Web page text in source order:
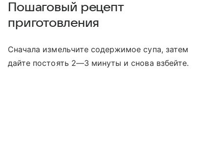
Пошаговый рецепт
приготовления
Сначала измельчите содержимое супа, затем
дайте постоять 2—3 минуты и снова взбейте.